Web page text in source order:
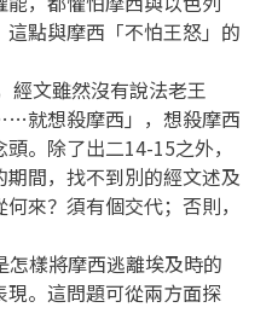
點與摩西「不怕王怒」的
經文雖然沒有說法老王
就想殺摩西」，想殺摩西
。除了出二14-15之外，
間，找不到別的經文述及
來？須有個交代；否則，
樣將摩西逃離埃及時的
現。這問題可從兩方面探